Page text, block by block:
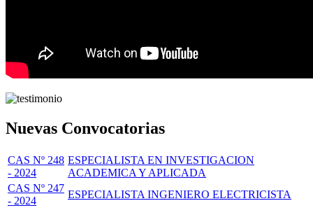
Nuevas Convocatorias
CAS Nº 248
- 2024
ESPECIALISTA EN INVESTIGACION
ACADEMICA Y APLICADA
CAS Nº 247
- 2024
ESPECIALISTA INGENIERO ELECTRICISTA